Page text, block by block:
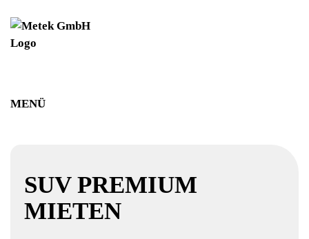
MENÜFAHRZEUG
SUV PREMIUM
MIETEN